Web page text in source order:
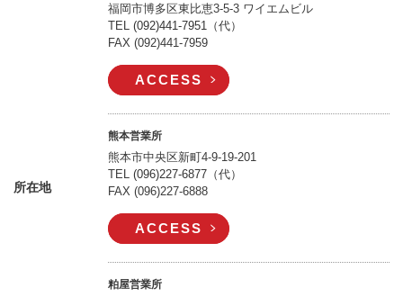
所在地
福岡市博多区東比恵3-5-3 ワイエムビル
TEL (092)441-7951
（代）
FAX (092)441-7959
ACCESS
熊本営業所
熊本市中央区新町4-9-19-201
TEL (096)227-6877（代）
FAX (096)227-6888
ACCESS
粕屋営業所